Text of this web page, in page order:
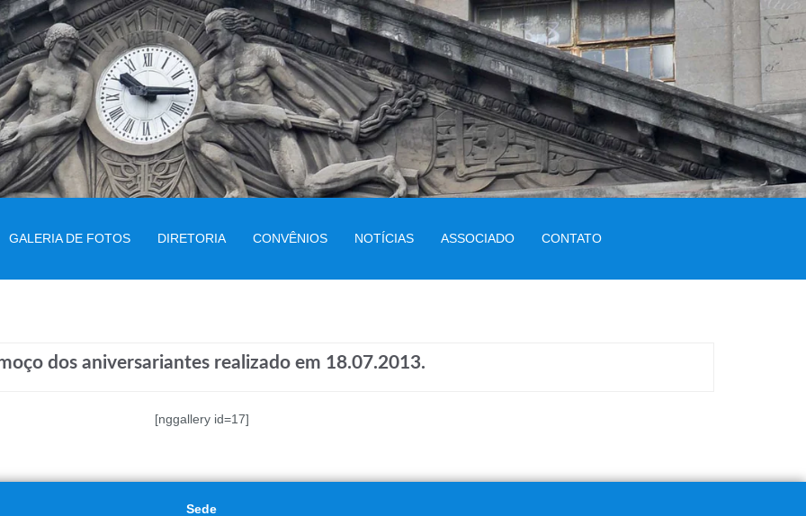
GALERIA DE FOTOS DIRETORIA CONVÊNIOS NOTÍCIAS ASSOCIADO CONTATO
dos aniversariantes realizado em 18.07.2013.
[nggallery id=17]
Sede